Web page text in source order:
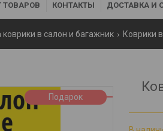
ТОВАРОВ КОНТАКТЫ ДОСТАВКА И
коврики в салон и багажник Коврики
Подарок